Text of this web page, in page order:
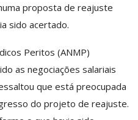
proposta de reajuste
sido acertado.
Peritos (ANMP)
as negociações salariais
que está preocupada
do projeto de reajuste.